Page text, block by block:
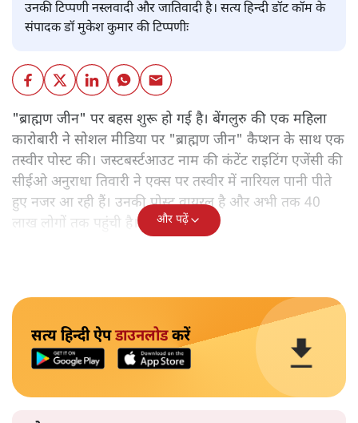
उनकी टिप्पणी नस्लवादी और जातिवादी है। सत्य हिन्दी डॉट कॉम के
संपादक डॉ मुकेश कुमार की टिप्पणीः
"ब्राह्मण जीन" पर बहस शुरू हो गई है। बेंगलुरु की एक महिला
कारोबारी ने सोशल मीडिया पर "ब्राह्मण जीन" कैप्शन के साथ एक
तस्वीर पोस्ट की। जस्टबर्स्टआउट नाम की कंटेंट राइटिंग एजेंसी की
सीईओ अनुराधा तिवारी ने एक्स पर तस्वीर में नारियल पानी पीते
हुए नजर आ रही हैं। उनकी पोस्ट वायरल है और अभी तक 40
लाख लोगों तक पहुंची है।
और पढ़ें
सत्य हिन्दी ऐपडाउनलोडकरें